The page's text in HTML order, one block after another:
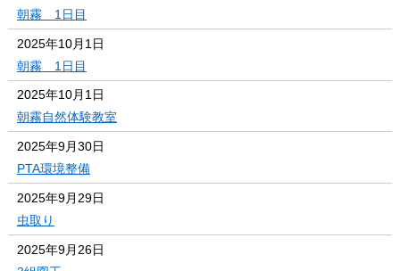
朝霧 1日目
2025年10月1日
朝霧 1日目
2025年10月1日
朝霧自然体験教室
2025年9月30日
PTA環境整備
2025年9月29日
虫取り
2025年9月26日